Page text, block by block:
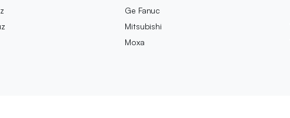
Ge Fanuc
Mitsubishi
Moxa